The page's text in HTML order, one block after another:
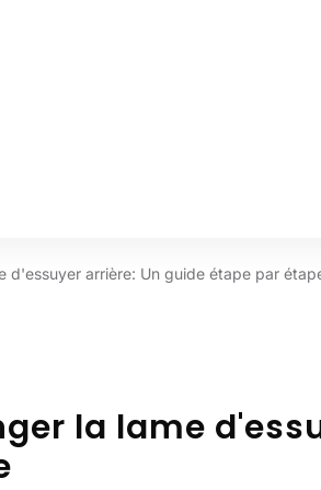
d'essuyer arrière: Un guide étape par
la lame